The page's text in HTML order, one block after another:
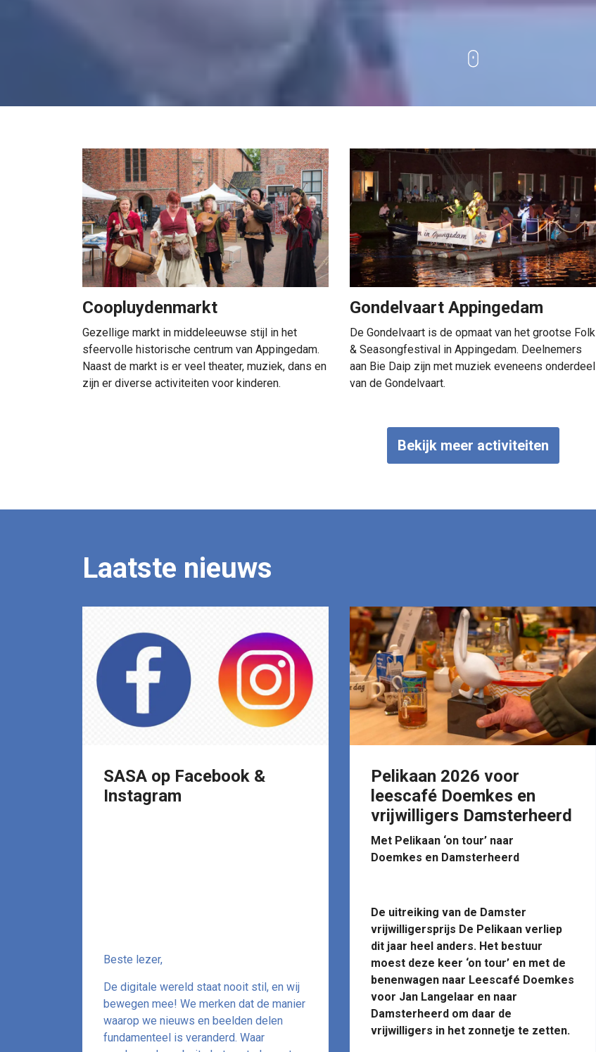
Coopluydenmarkt
Gezellige markt in middeleeuwse stijl in het
sfeervolle historische centrum van Appingedam.
Naast de markt is er veel theater, muziek, dans en
zijn er diverse activiteiten voor kinderen.
Gondelvaart Appingedam
De Gondelvaart is de opmaat van het grootse Folk
& Seasongfestival in Appingedam. Deelnemers
aan Bie Daip zijn met muziek eveneens onderdeel
van de Gondelvaart.
Bekijk meer activiteiten
Laatste nieuws
SASA op Facebook &
Instagram
Beste lezer,
De digitale wereld staat nooit stil, en wij
bewegen mee! We merken dat de manier
waarop we nieuws en beelden delen
fundamenteel is veranderd. Waar
Pelikaan 2026 voor
leescafé Doemkes en
vrijwilligers Damsterheerd
Met Pelikaan ‘on tour’ naar
Doemkes en Damsterheerd
De uitreiking van de Damster
vrijwilligersprijs De Pelikaan verliep
dit jaar heel anders. Het bestuur
moest deze keer ‘on tour’ en met de
benenwagen naar Leescafé Doemkes
voor Jan Langelaar en naar
Damsterheerd om daar de
vrijwilligers in het zonnetje te zetten.